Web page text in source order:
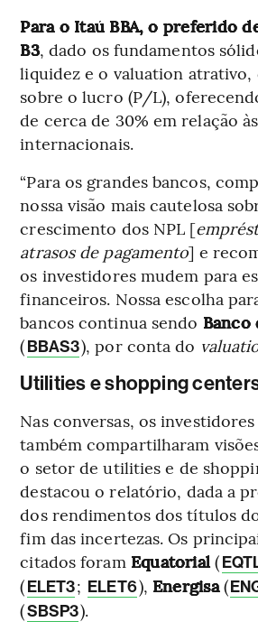
Para o Itaú BBA, o preferido
B3, dado os fundamentos
liquidez e o valuation atrativo,
sobre o lucro (P/L),
de cerca de 30% em relação
internacionais.
“Para os grandes bancos,
nossa visão mais cautelosa
crescimento dos NPL [
atrasos de pagamento] e
os investidores mudem para
financeiros. Nossa escolha
bancos continua sendo Banco
(BBAS3), por conta do
Utilities e shopping
Nas conversas, os
também compartilharam
o setor de utilities e de
destacou o relatório, dada a
dos rendimentos dos títulos
fim das incertezas. Os
citados foram Equatorial(
(ELET3; ELET6), Energisa(
(SBSP3).